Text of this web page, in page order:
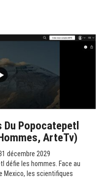
Du Popocatepetl
ArteTv)
décembre 2029
défie les hommes. Face au
Mexico, les scientifiques